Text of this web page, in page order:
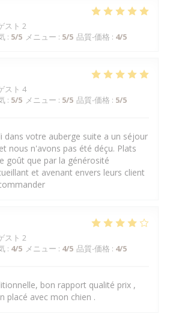
スト 2
: 5/5 メニュー : 5/5 品質-価格 : 4/5
スト 4
: 5/5 メニュー : 5/5 品質-価格 : 5/5
dans votre auberge suite a un séjour
nous n'avons pas été déçu. Plats
goût que par la générosité
et avenant envers leurs client
スト 2
: 4/5 メニュー : 4/5 品質-価格 : 4/5
bon rapport qualité prix ,
placé avec mon chien .